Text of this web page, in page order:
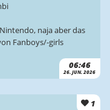
06:46
26. JUN. 2026
naja aber das
Fanboys/-girls
1